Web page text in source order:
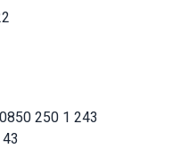
250 1 243